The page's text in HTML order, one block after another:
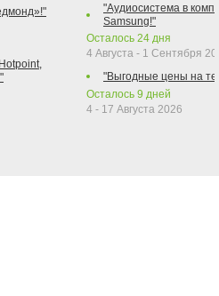
"Аудиосистема в
Samsung!"
Осталось 24 дня
4 Августа - 1 Сентября
"Выгодные цены на
Осталось 9 дней
4 - 17 Августа 2026